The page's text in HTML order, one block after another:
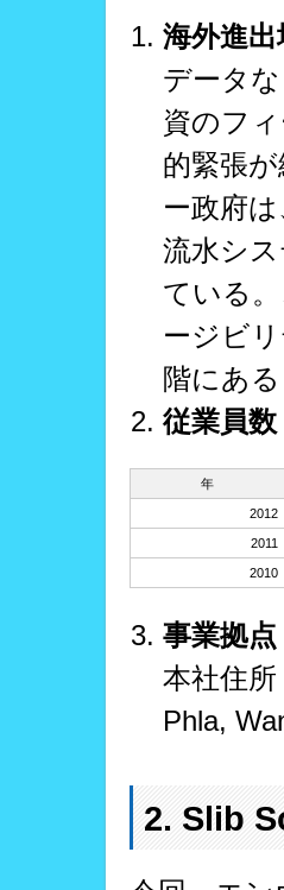
海外進出
データ
資のフ
的緊張
ー政府
流水シ
ている
ージビ
階にある
従業員数
年
2012
2011
2010
事業拠
本社住所
Phla,
2. Slib